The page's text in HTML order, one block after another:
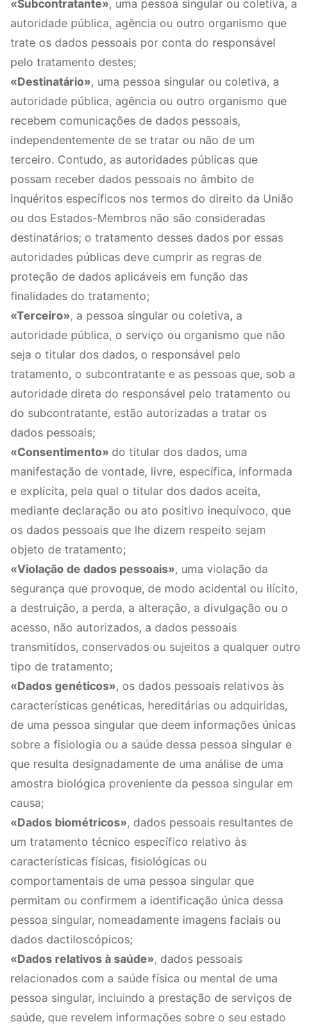
«Subcontratante», uma pessoa singular ou coletiva, a
autoridade pública, agência ou outro organismo que
trate os dados pessoais por conta do responsável
pelo tratamento destes;
«Destinatário», uma pessoa singular ou coletiva, a
autoridade pública, agência ou outro organismo que
recebem comunicações de dados pessoais,
independentemente de se tratar ou não de um
terceiro. Contudo, as autoridades públicas que
possam receber dados pessoais no âmbito de
inquéritos específicos nos termos do direito da União
ou dos Estados-Membros não são consideradas
destinatários; o tratamento desses dados por essas
autoridades públicas deve cumprir as regras de
proteção de dados aplicáveis em função das
finalidades do tratamento;
«Terceiro», a pessoa singular ou coletiva, a
autoridade pública, o serviço ou organismo que não
seja o titular dos dados, o responsável pelo
tratamento, o subcontratante e as pessoas que, sob a
autoridade direta do responsável pelo tratamento ou
do subcontratante, estão autorizadas a tratar os
dados pessoais;
«Consentimento» do titular dos dados, uma
manifestação de vontade, livre, específica, informada
e explícita, pela qual o titular dos dados aceita,
mediante declaração ou ato positivo inequívoco, que
os dados pessoais que lhe dizem respeito sejam
objeto de tratamento;
«Violação de dados pessoais», uma violação da
segurança que provoque, de modo acidental ou ilícito,
a destruição, a perda, a alteração, a divulgação ou o
acesso, não autorizados, a dados pessoais
transmitidos, conservados ou sujeitos a qualquer outro
tipo de tratamento;
«Dados genéticos», os dados pessoais relativos às
características genéticas, hereditárias ou adquiridas,
de uma pessoa singular que deem informações únicas
sobre a fisiologia ou a saúde dessa pessoa singular e
que resulta designadamente de uma análise de uma
amostra biológica proveniente da pessoa singular em
causa;
«Dados biométricos», dados pessoais resultantes de
um tratamento técnico específico relativo às
características físicas, fisiológicas ou
comportamentais de uma pessoa singular que
permitam ou confirmem a identificação única dessa
pessoa singular, nomeadamente imagens faciais ou
dados dactiloscópicos;
«Dados relativos à saúde», dados pessoais
relacionados com a saúde física ou mental de uma
pessoa singular, incluindo a prestação de serviços de
saúde, que revelem informações sobre o seu estado